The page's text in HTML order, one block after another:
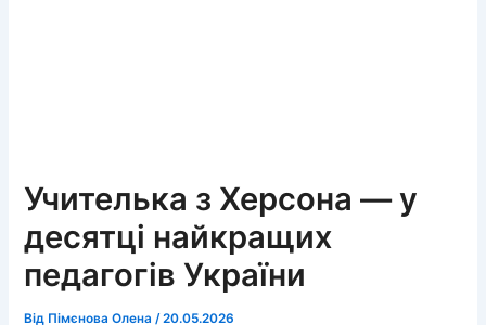
Учителька з Херсона — у
десятці найкращих
педагогів України
Від Пімєнова Олена/20.05.2026